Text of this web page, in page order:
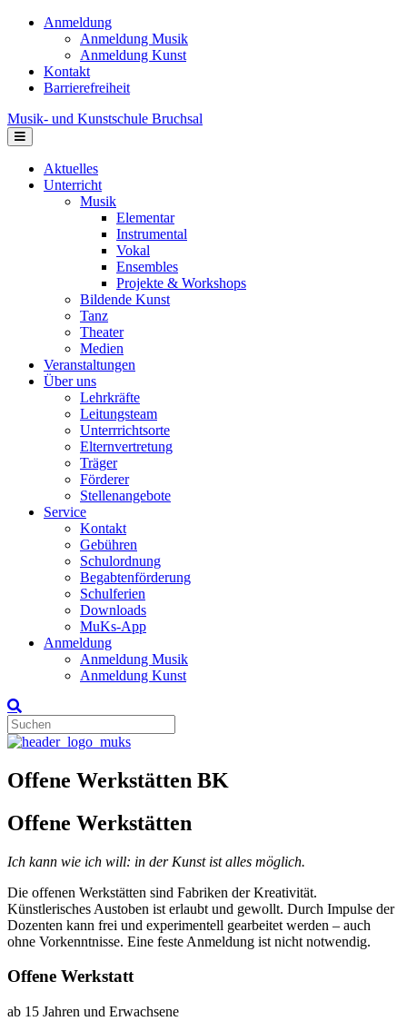
Anmeldung
Anmeldung Musik
Anmeldung Kunst
Kontakt
Barrierefreiheit
Musik- und Kunstschule Bruchsal
Navigation
Aktuelles
Unterricht
Musik
Elementar
Instrumental
Vokal
Ensembles
Projekte & Workshops
Bildende Kunst
Tanz
Theater
Medien
Veranstaltungen
Über uns
Lehrkräfte
Leitungsteam
Unterrrichtsorte
Elternvertretung
Träger
Förderer
Stellenangebote
Service
Kontakt
Gebühren
Schulordnung
Begabtenförderung
Schulferien
Downloads
MuKs-App
Anmeldung
Anmeldung Musik
Anmeldung Kunst
Offene Werkstätten BK
Offene Werkstätten
Ich kann wie ich will: in der Kunst ist alles möglich.
Die offenen Werkstätten sind Fabriken der Kreativität.
Künstlerisches Austoben ist erlaubt und gewollt. Durch Impulse der
Dozenten kann frei und experimentell gearbeitet werden – auch
ohne Vorkenntnisse. Eine feste Anmeldung ist nicht notwendig.
Offene Werkstatt
ab 15 Jahren und Erwachsene